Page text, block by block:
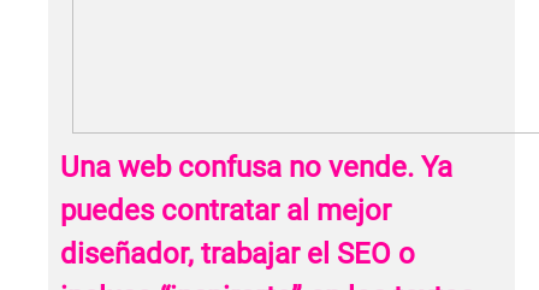
Una web confusa no vende. Ya
puedes contratar al mejor
diseñador, trabajar el SEO o